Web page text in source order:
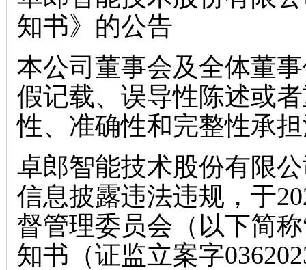
知书》的公告
本公司董事会及全体董
假记载、误导性陈述或
性、准确性和完整性承
卓郎智能技术股份有限
信息披露违法违规，于
督管理委员会（以下简
知书（证监立案字